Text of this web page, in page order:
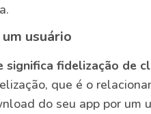
usuário
significa fidelização de
que é o
do seu app por um